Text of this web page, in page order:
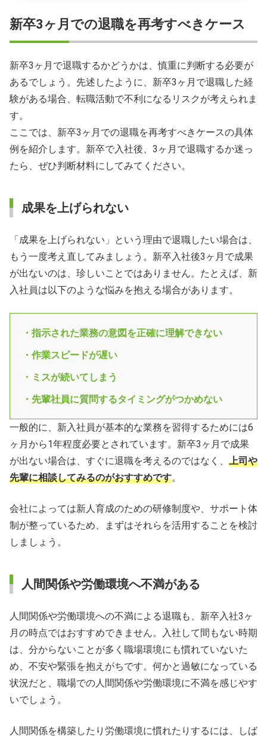
新卒3ヶ月での退職を再考すべきケース
新卒3ヶ月で退職するかどうかは、慎重に判断する必要が
あるでしょう。先述したように、新卒3ヶ月で退職した経
験がある場合、転職活動で不利になるリスクが考えられま
す。
ここでは、新卒3ヶ月での退職を再考すべきケースの具体
例を紹介します。新卒で入社後、3ヶ月で退職するか迷っ
たら、ぜひ判断材料にしてみてください。
成果を上げられない
「成果を上げられない」という理由で退職したい場合は、
もう一度考え直してみましょう。新卒入社後3ヶ月で成果
が出ないのは、珍しいことではありません。たとえば、新
入社員は以下のような悩みを抱える場合があります。
・指示された業務の意図を正確に理解できない
・作業スピードが遅い
・ミスが続いてしまう
・先輩社員に質問するタイミングがつかめない
一般的に、新入社員が基本的な業務を習得するためには6
ヶ月から1年程度必要とされています。新卒3ヶ月で成果
が出ない場合は、すぐに退職を考えるのではなく、 上司や
先輩に相談してみるのがおすすめです。
会社によっては新人育成のための研修制度や、サポート体
制が整っているため、まずはそれらを活用することを検討
しましょう。
人間関係や労働環境へ不満がある
人間関係や労働環境への不満による退職も、新卒入社3ヶ
月の時点ではおすすめできません。入社して間もない時期
は、分からないことが多く職場環境にも慣れていないた
め、不安や緊張を抱えがちです。何かと過敏になっている
状況だと、職場での人間関係や労働環境に不満を感じやす
いでしょう。
人間関係を構築したり労働環境に慣れたりするには、しば